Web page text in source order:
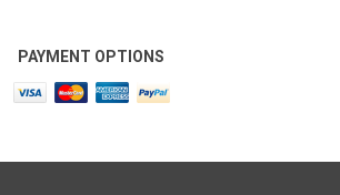
PAYMENT OPTIONS